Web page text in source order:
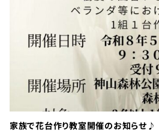
家族で花台作り教室開催のお知らせ♪